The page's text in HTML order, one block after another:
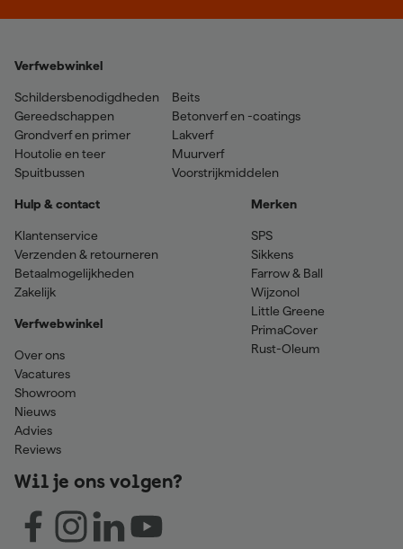
Verfwebwinkel
Schildersbenodigdheden
Gereedschappen
Grondverf en primer
Houtolie en teer
Spuitbussen
Beits
Betonverf en -coatings
Lakverf
Muurverf
Voorstrijkmiddelen
Hulp & contact
Klantenservice
Verzenden & retourneren
Betaalmogelijkheden
Zakelijk
Verfwebwinkel
Over ons
Vacatures
Showroom
Nieuws
Advies
Reviews
Merken
SPS
Sikkens
Farrow & Ball
Wijzonol
Little Greene
PrimaCover
Rust-Oleum
Wil je ons volgen?